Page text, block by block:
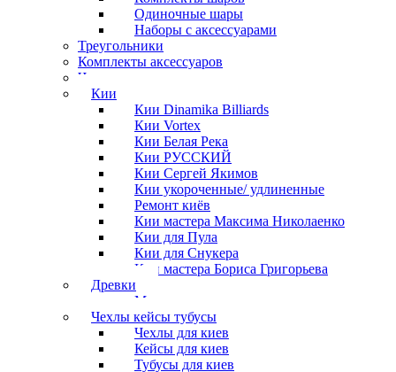
Одиночные шары
Наборы с аксессуарами
Треугольники
Комплекты аксессуаров
Часы
Кии
Кии Dinamika Billiards
Кии Vortex
Кии Белая Река
Кии РУССКИЙ
Кии Сергей Якимов
Кии укороченные/ удлиненные
Ремонт киёв
Кии мастера Максима Николаенко
Кии для Пула
Кии для Снукера
Кии мастера Бориса Григорьева
Древки
Мосты для киев
Чехлы кейсы тубусы
Чехлы для киев
Кейсы для киев
Тубусы для киев